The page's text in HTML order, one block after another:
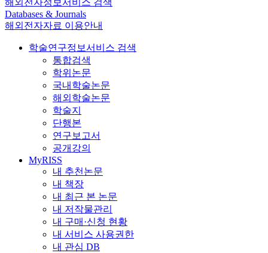
해외전자정보서비스 검색
Databases & Journals
해외전자자료 이용안내
학술연구정보서비스 검색
통합검색
학위논문
국내학술논문
해외학술논문
학술지
단행본
연구보고서
공개강의
MyRISS
내 추천논문
내 책장
내 최근 본 논문
내 저작물관리
내 구매·신청 현황
내 서비스 사용권한
내 관심 DB